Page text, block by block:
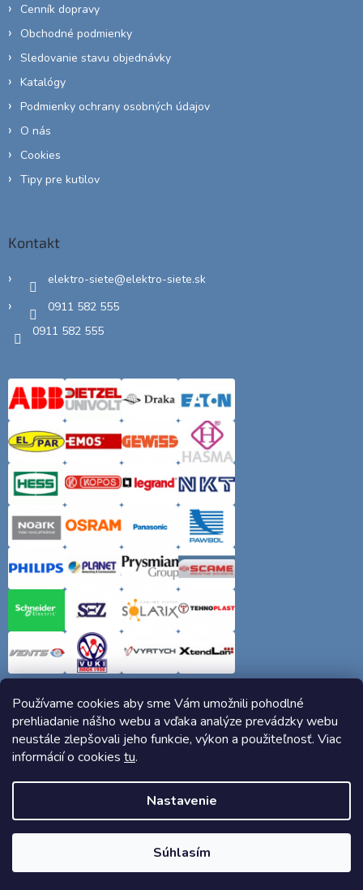
Používame cookies aby sme Vám umožnili pohodlné
prehliadanie nášho webu a vďaka analýze prevádzky webu
neustále zlepšovali jeho funkcie, výkon a použiteľnosť. Viac
informácií o cookies tu.
Nastavenie
Súhlasím
Cenník dopravy
Obchodné podmienky
Sledovanie stavu objednávky
Katalógy
Podmienky ochrany osobných údajov
O nás
Cookies
Tipy pre kutilov
Kontakt
elektro-siete@elektro-siete.sk
0911 582 555
0911 582 555
Copyright 2026Elektro-siete.sk. Všetky práva vyhradené.
Vytvoril Shoptet